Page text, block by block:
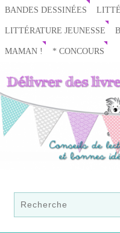
BANDES DESSINÉES
LITTÉRATURE JEUNESSE
MAMAN ! * CONCOURS